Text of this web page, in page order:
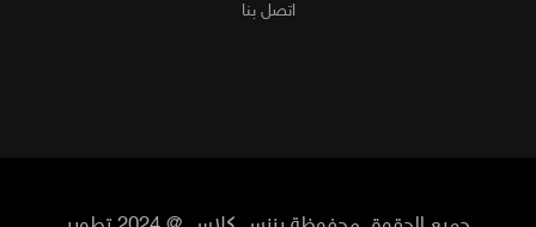
اتصل بنا